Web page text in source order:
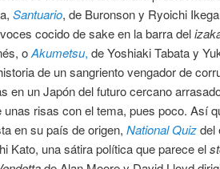
Santuario, de Buronson y Ryoichi
cocido de sake en la barra del
oAkumetsu, de Yoshiaki Tabata y
de un sangriento vengador de
en un Japón del futuro cercano
unas risas con el tema, pues poco. Así
en su país de origen, National Quizdel
Kato, una sátira política que parece el